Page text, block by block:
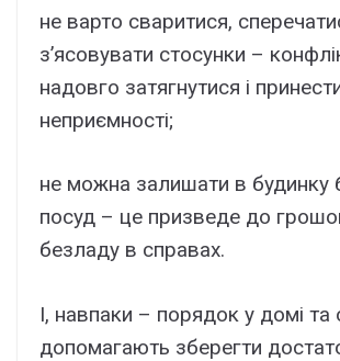
не варто сваритися,
з’ясовувати стосунки –
надовго затягнутися і
неприємності;
не можна залишати в будинку
посуд – це призведе до
безладу в справах.
І, навпаки – порядок у домі та
допомагають зберегти